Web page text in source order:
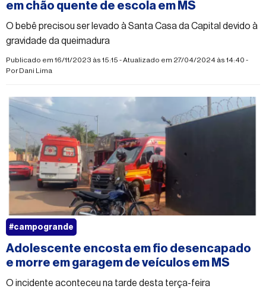
em chão quente de escola em MS
O bebê precisou ser levado à Santa Casa da Capital devido à
gravidade da queimadura
Publicado em 16/11/2023 às 15:15 - Atualizado em 27/04/2024 às 14:40 -
PorDani Lima
Adolescente encosta em fio desencapado
e morre em garagem de veículos em MS
O incidente aconteceu na tarde desta terça-feira
#campogrande